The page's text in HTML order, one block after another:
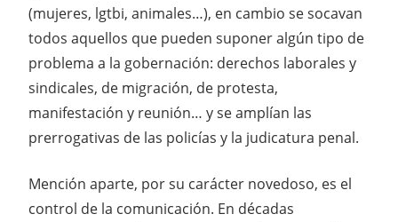
(mujeres, lgtbi, animales…), en cambio se socavan
todos aquellos que pueden suponer algún tipo de
problema a la gobernación: derechos laborales y
sindicales, de migración, de protesta,
manifestación y reunión… y se amplían las
prerrogativas de las policías y la judicatura penal.
Mención aparte, por su carácter novedoso, es el
control de la comunicación. En décadas